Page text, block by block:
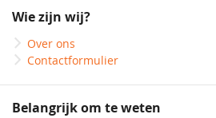
nieuwsbrief
Wie zijn wij?
Over ons
Contactformulier
Belangrijk om te weten